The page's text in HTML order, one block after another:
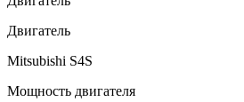
Двигатель
Mitsubishi S4S
Мощность двигателя